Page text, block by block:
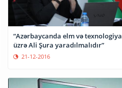
“Azərbaycanda elm və texnologiya
üzrə Ali Şura yaradılmalıdır”
21-12-2016